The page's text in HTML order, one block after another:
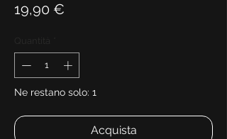
19,90 €
Ne restano solo: 1
Acquista